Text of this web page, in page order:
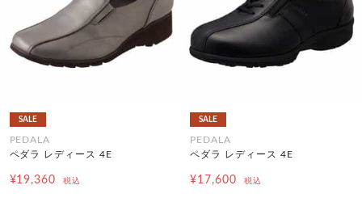
SALE
PEDALA
ペダラ レディース 4E
¥19,360 税込
SALE
PEDALA
ペダラ レディース 4E
¥17,600 税込